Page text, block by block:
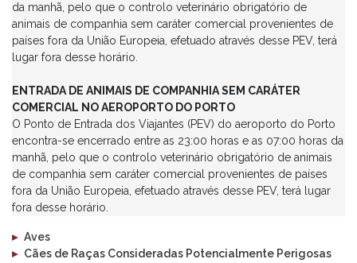
The completion of a period of 3 months until the
animal circulation to Portugal, from the date of
collection of blood for the above mentioned test.
da manhã, pelo que o controlo veterinário obrigatório de
animais de companhia sem caráter comercial provenientes de
países fora da União Europeia, efetuado através desse PEV, terá
lugar fora desse horário.
ENTRADA DE ANIMAIS DE COMPANHIA SEM CARÁTER
COMERCIAL NO AEROPORTO DO PORTO
O Ponto de Entrada dos Viajantes (PEV) do aeroporto do Porto
encontra-se encerrado entre as 23:00 horas e as 07:00 horas da
manhã, pelo que o controlo veterinário obrigatório de animais
de companhia sem caráter comercial provenientes de países
fora da União Europeia, efetuado através desse PEV, terá lugar
fora desse horário.
▸ Aves
▸ Cães de Raças Consideradas Potencialmente Perigosas